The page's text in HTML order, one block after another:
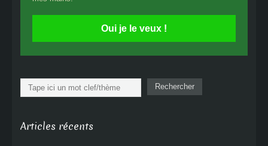
Oui je le veux !
Rechercher Rechercher
Articles récents